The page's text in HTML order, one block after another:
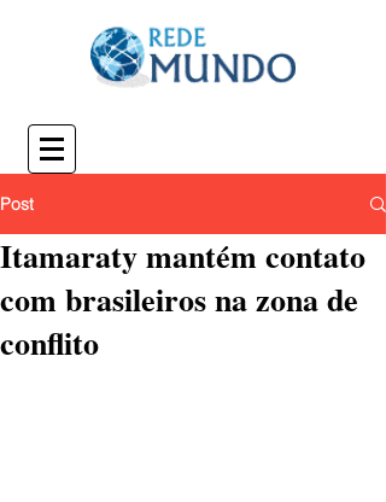
Post
Itamaraty mantém contato
com brasileiros na zona de
conflito